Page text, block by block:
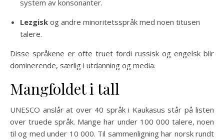
system av konsonanter.
Lezgisk og andre minoritetsspråk med noen titusen
talere.
Disse språkene er ofte truet fordi russisk og engelsk blir
dominerende, særlig i utdanning og media.
Mangfoldet i tall
UNESCO anslår at over 40 språk i Kaukasus står på listen
over truede språk. Mange har under 100 000 talere, noen
til og med under 10 000. Til sammenligning har norsk rundt